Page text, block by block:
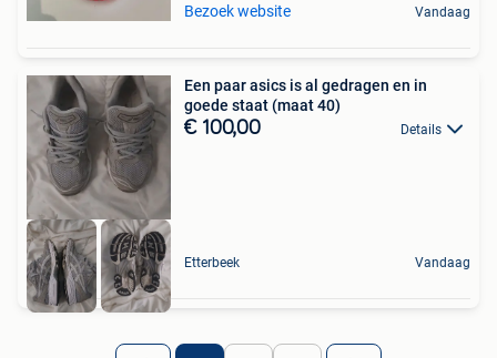
Bezoek website Vandaag
Een paar asics is al gedragen en in
goede staat (maat 40)
€ 100,00 Details
Etterbeek Vandaag